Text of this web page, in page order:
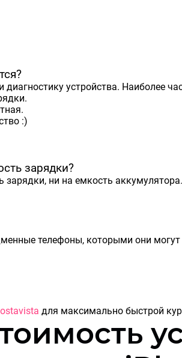
диагностику устройства.
:)
зарядки?
зарядки, ни на емкость аккумулятора.
телефоны, которыми они могут
для максимально быстрой